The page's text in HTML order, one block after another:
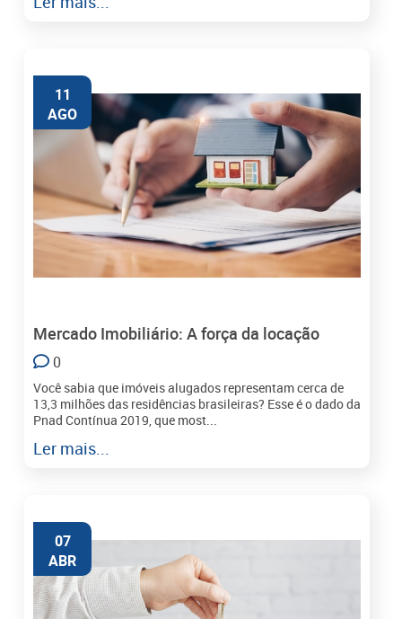
11
AGO
Mercado Imobiliário: A força da locação
0
Você sabia que imóveis alugados representam cerca de
13,3 milhões das residências brasileiras? Esse é o dado da
Pnad Contínua 2019, que most...
Ler mais...
07
ABR